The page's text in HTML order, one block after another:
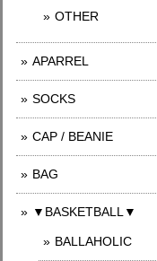
OTHER
APARREL
SOCKS
CAP / BEANIE
BAG
▼BASKETBALL▼
BALLAHOLIC